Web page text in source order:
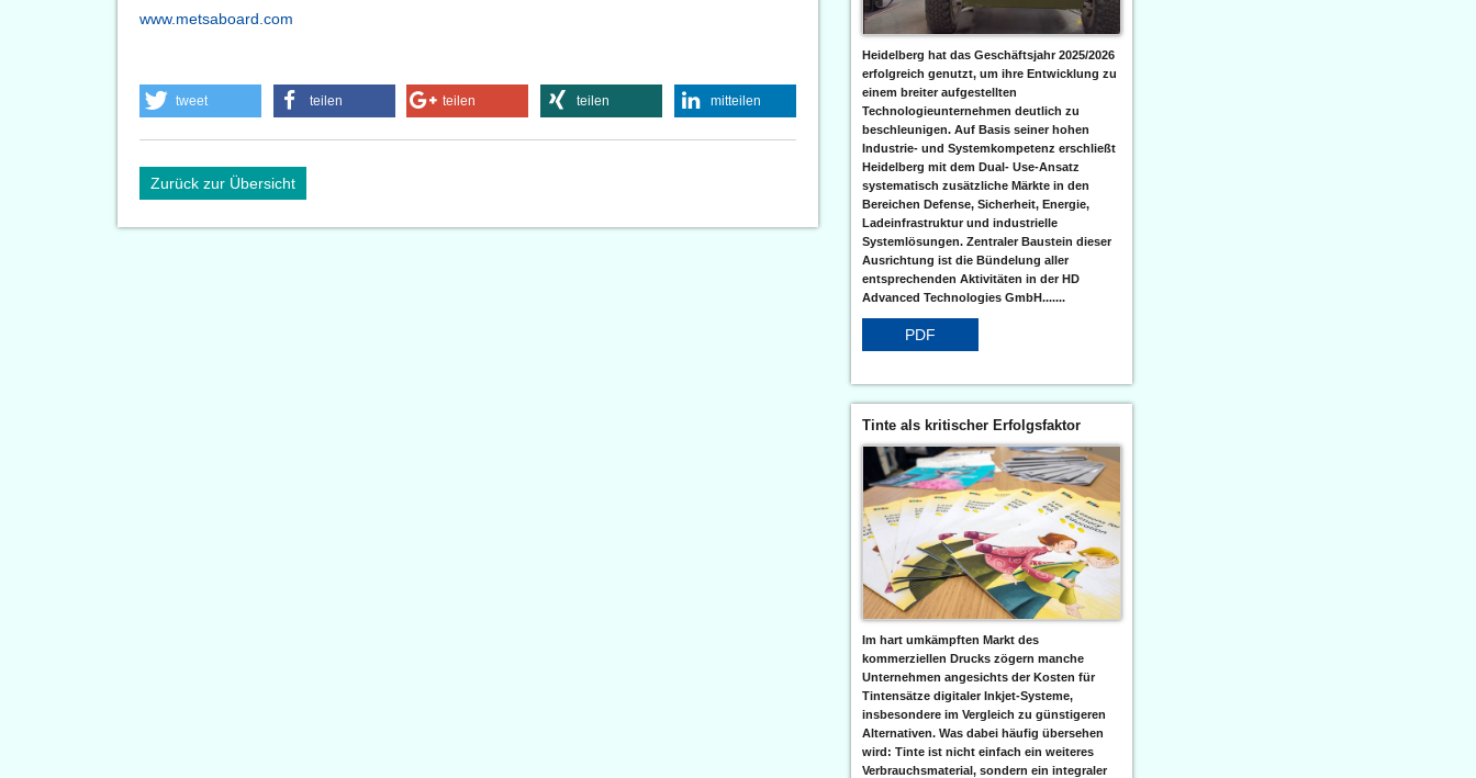
www.metsaboard.com
tweet teilen teilen teilen mitteilen
Zurück zur Übersicht
Heidelberg hat das Geschäftsjahr 2025/2026
erfolgreich genutzt, um ihre Entwicklung zu
einem breiter aufgestellten
Technologieunternehmen deutlich zu
beschleunigen. Auf Basis seiner hohen
Industrie- und Systemkompetenz erschließt
Heidelberg mit dem Dual- Use-Ansatz
systematisch zusätzliche Märkte in den
Bereichen Defense, Sicherheit, Energie,
Ladeinfrastruktur und industrielle
Systemlösungen. Zentraler Baustein dieser
Ausrichtung ist die Bündelung aller
entsprechenden Aktivitäten in der HD
Advanced Technologies GmbH.......
PDF
Tinte als kritischer Erfolgsfaktor
Im hart umkämpften Markt des
kommerziellen Drucks zögern manche
Unternehmen angesichts der Kosten für
Tintensätze digitaler Inkjet-Systeme,
insbesondere im Vergleich zu günstigeren
Alternativen. Was dabei häufig übersehen
wird: Tinte ist nicht einfach ein weiteres
Verbrauchsmaterial, sondern ein integraler